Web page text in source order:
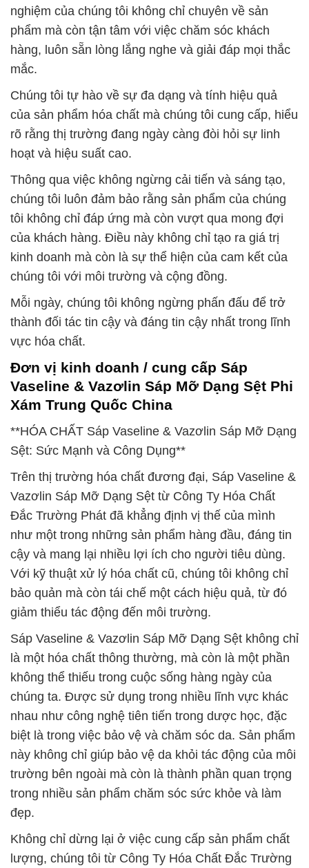
nghiệm của chúng tôi không chỉ chuyên về sản
phẩm mà còn tận tâm với việc chăm sóc khách
hàng, luôn sẵn lòng lắng nghe và giải đáp mọi thắc
mắc.
Chúng tôi tự hào về sự đa dạng và tính hiệu quả
của sản phẩm hóa chất mà chúng tôi cung cấp, hiểu
rõ rằng thị trường đang ngày càng đòi hỏi sự linh
hoạt và hiệu suất cao.
Thông qua việc không ngừng cải tiến và sáng tạo,
chúng tôi luôn đảm bảo rằng sản phẩm của chúng
tôi không chỉ đáp ứng mà còn vượt qua mong đợi
của khách hàng. Điều này không chỉ tạo ra giá trị
kinh doanh mà còn là sự thể hiện của cam kết của
chúng tôi với môi trường và cộng đồng.
Mỗi ngày, chúng tôi không ngừng phấn đấu để trở
thành đối tác tin cậy và đáng tin cậy nhất trong lĩnh
vực hóa chất.
Đơn vị kinh doanh / cung cấp Sáp
Vaseline & Vazơlin Sáp Mỡ Dạng Sệt Phi
Xám Trung Quốc China
**HÓA CHẤT Sáp Vaseline & Vazơlin Sáp Mỡ Dạng
Sệt: Sức Mạnh và Công Dụng**
Trên thị trường hóa chất đương đại, Sáp Vaseline &
Vazơlin Sáp Mỡ Dạng Sệt từ Công Ty Hóa Chất
Đắc Trường Phát đã khẳng định vị thế của mình
như một trong những sản phẩm hàng đầu, đáng tin
cậy và mang lại nhiều lợi ích cho người tiêu dùng.
Với kỹ thuật xử lý hóa chất cũ, chúng tôi không chỉ
bảo quản mà còn tái chế một cách hiệu quả, từ đó
giảm thiểu tác động đến môi trường.
Sáp Vaseline & Vazơlin Sáp Mỡ Dạng Sệt không chỉ
là một hóa chất thông thường, mà còn là một phần
không thể thiếu trong cuộc sống hàng ngày của
chúng ta. Được sử dụng trong nhiều lĩnh vực khác
nhau như công nghệ tiên tiến trong dược học, đặc
biệt là trong việc bảo vệ và chăm sóc da. Sản phẩm
này không chỉ giúp bảo vệ da khỏi tác động của môi
trường bên ngoài mà còn là thành phần quan trọng
trong nhiều sản phẩm chăm sóc sức khỏe và làm
đẹp.
Không chỉ dừng lại ở việc cung cấp sản phẩm chất
lượng, chúng tôi từ Công Ty Hóa Chất Đắc Trường